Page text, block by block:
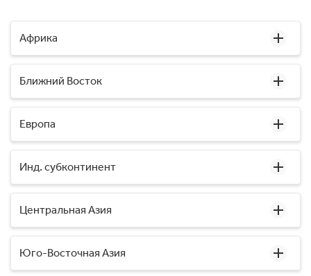
Африка
Ближний Восток
Европа
Инд. субконтинент
Центральная Азия
Юго-Восточная Азия